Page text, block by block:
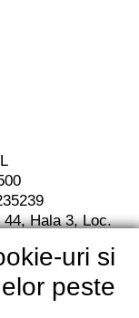
44, Hala 3,Loc.
2001 uri si
peste